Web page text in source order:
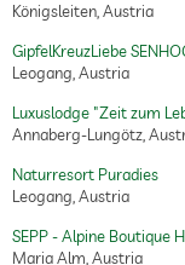
Königsleiten, Austria
GipfelKreuzLiebe
Leogang, Austria
Luxuslodge "Zeit zum
Annaberg-Lungötz,
Naturresort Puradies
Leogang, Austria
SEPP - Alpine Boutique
Maria Alm, Austria